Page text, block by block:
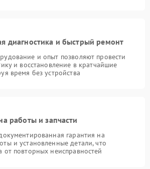
диагностика и быстрый ремонт
и опыт позволяют провести
и восстановление в кратчайшие
время без устройства
работы и запчасти
гарантия на
и установленные детали, что
от повторных неисправностей